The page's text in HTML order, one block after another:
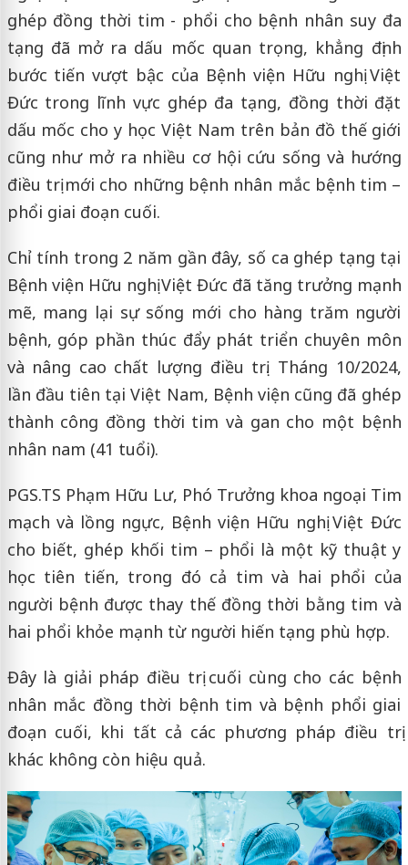
ghép đồng thời tim - phổi cho bệnh nhân suy đa
tạng đã mở ra dấu mốc quan trọng, khẳng định
bước tiến vượt bậc của Bệnh viện Hữu nghị Việt
Đức trong lĩnh vực ghép đa tạng, đồng thời đặt
dấu mốc cho y học Việt Nam trên bản đồ thế giới
cũng như mở ra nhiều cơ hội cứu sống và hướng
điều trị mới cho những bệnh nhân mắc bệnh tim –
phổi giai đoạn cuối.
Chỉ tính trong 2 năm gần đây, số ca ghép tạng tại
Bệnh viện Hữu nghị Việt Đức đã tăng trưởng mạnh
mẽ, mang lại sự sống mới cho hàng trăm người
bệnh, góp phần thúc đẩy phát triển chuyên môn
và nâng cao chất lượng điều trị. Tháng 10/2024,
lần đầu tiên tại Việt Nam, Bệnh viện cũng đã ghép
thành công đồng thời tim và gan cho một bệnh
nhân nam (41 tuổi).
PGS.TS Phạm Hữu Lư, Phó Trưởng khoa ngoại Tim
mạch và lồng ngực, Bệnh viện Hữu nghị Việt Đức
cho biết, ghép khối tim – phổi là một kỹ thuật y
học tiên tiến, trong đó cả tim và hai phổi của
người bệnh được thay thế đồng thời bằng tim và
hai phổi khỏe mạnh từ người hiến tạng phù hợp.
Đây là giải pháp điều trị cuối cùng cho các bệnh
nhân mắc đồng thời bệnh tim và bệnh phổi giai
đoạn cuối, khi tất cả các phương pháp điều trị
khác không còn hiệu quả.